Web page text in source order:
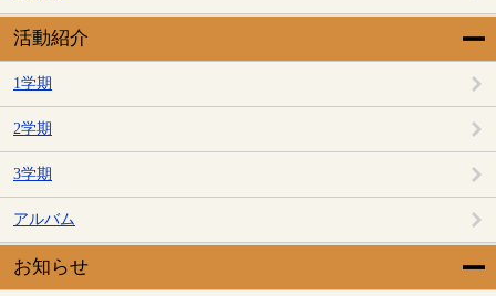
活動紹介
1学期
2学期
3学期
アルバム
お知らせ